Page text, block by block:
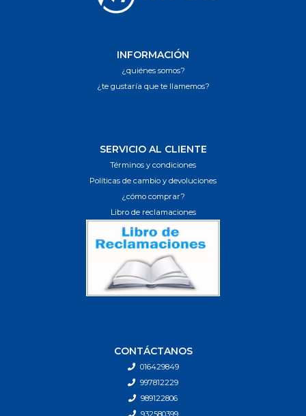
INFORMACIÓN
¿quiénes somos?
¿te gustaría que te llamemos?
SERVICIO AL CLIENTE
Términos y condiciones
Políticas de cambio y devoluciones
¿cómo comprar?
Libro de reclamaciones
CONTÁCTANOS
016429849
997812229
989122806
932580399